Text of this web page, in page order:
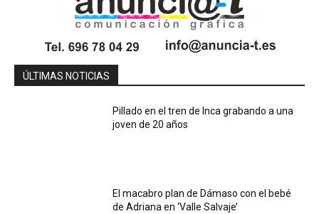
ÚLTIMAS NOTICIAS
Pillado en el tren de Inca grabando a una
joven de 20 años
El macabro plan de Dámaso con el bebé
de Adriana en ‘Valle Salvaje’